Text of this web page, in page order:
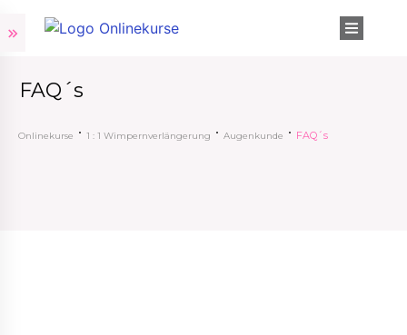
FAQ´s
Onlinekurse 1 : 1 Wimpernverlängerung Augenkunde FAQ´s